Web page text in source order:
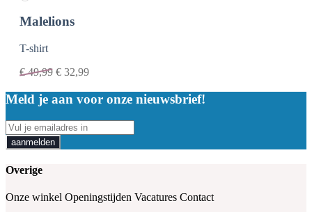
Malelions
T-shirt
€49,99 € 32,99
Meld je aan voor onze nieuwsbrief!
aanmelden
Overige
Onze winkel Openingstijden Vacatures Contact